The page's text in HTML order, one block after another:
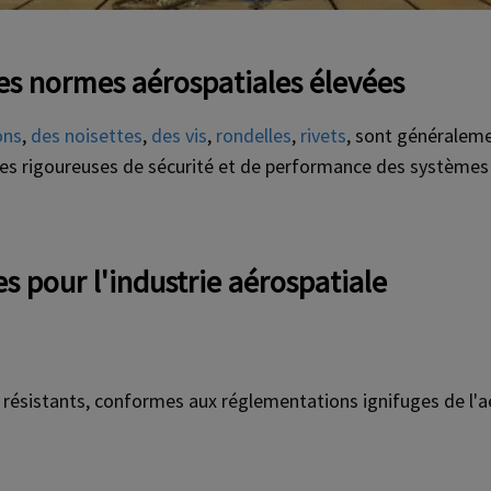
normes aérospatiales élevées
, des noisettes, des vis, rondelles, rivets, sont
rigoureuses de sécurité et de performance des
pour l'industrie aérospatiale
conformes aux réglementations ignifuges de